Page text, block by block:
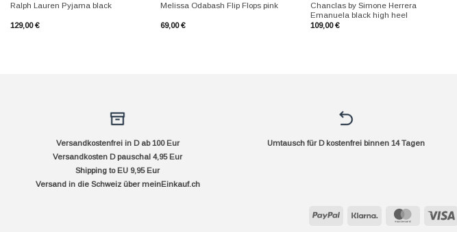
Ralph Lauren Pyjama black
129,00€
Melissa Odabash Flip Flops pink
69,00€
Chanclas by Simone Herrera
Emanuela black high heel
109,00€
Versandkostenfrei in D ab 100 Eur
Versandkosten D pauschal 4,95 Eur
Shipping to EU 9,95 Eur
Versand in die Schweiz über meinEinkauf.ch
Umtausch für D kostenfrei binnen 14 Tagen
PayPal Klarna MasterCard